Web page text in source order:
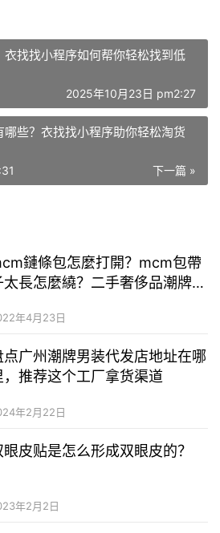
找找小程序如何帮你轻松找到低
2025年10月23日 pm2:27
些？衣找找小程序助你轻松淘货
下一篇 »
鏈條包怎麼打開？mcm包帶
太長怎麼繞？二手奢侈品潮牌衣
年4月23日
点广州潮牌男装代发店地址在哪
，推荐这个工厂拿货渠道
年2月22日
眼皮贴是怎么形成双眼皮的？
年2月2日